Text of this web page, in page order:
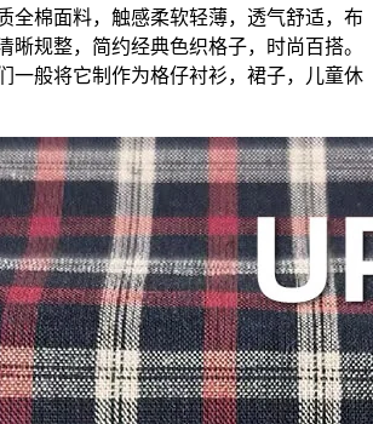
全棉面料，触感柔软轻薄，透气舒适，布
晰规整，简约经典色织格子，时尚百搭。
一般将它制作为格仔衬衫，裙子，儿童休